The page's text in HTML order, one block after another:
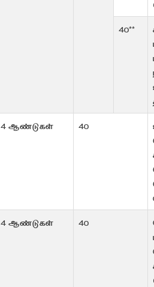
40**
4 ஆண்டுகள் 40
4 ஆண்டுகள் 40